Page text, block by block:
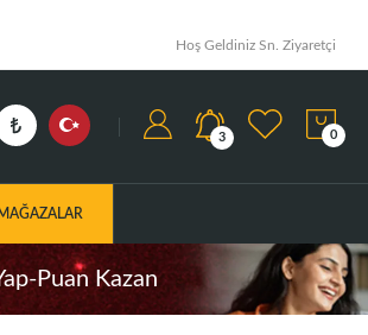
Hoş Geldiniz Sn. Ziyaretçi
3 0
Puan Kazan